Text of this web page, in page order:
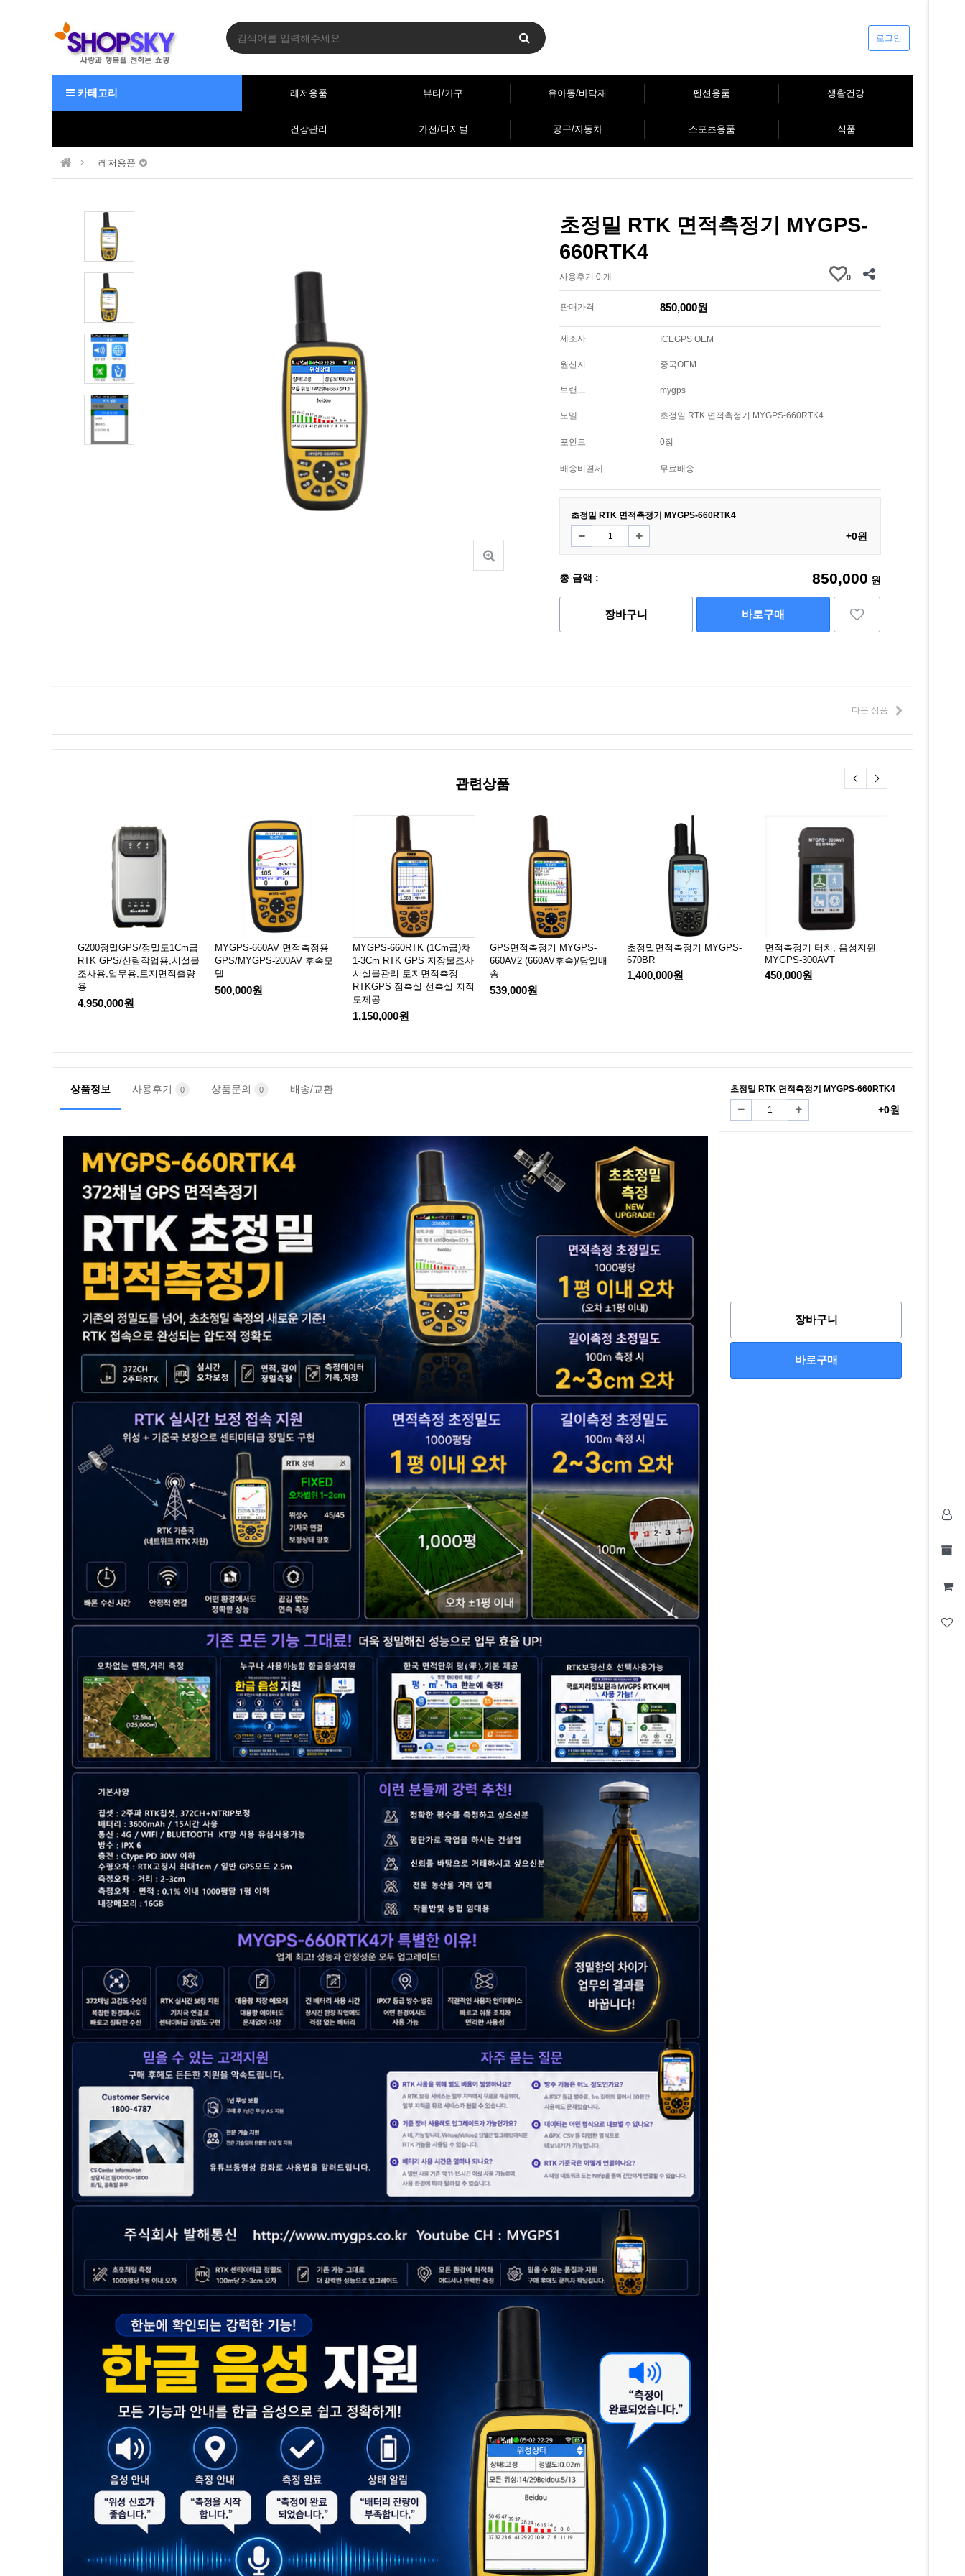
로그인
카테고리 레저용품 뷰티/가구 유아동/바닥재 펜션용품 생활건강
건강관리 가전/디지털 공구/자동차 스포츠용품 식품
레저용품
초정밀 RTK 면적측정기 MYGPS-
660RTK4
사용후기 0 개 0
판매가격 850,000원
제조사 ICEGPS OEM
원산지 중국OEM
브랜드 mygps
모델 초정밀 RTK 면적측정기 MYGPS-660RTK4
포인트 0점
배송비결제 무료배송
초정밀 RTK 면적측정기 MYGPS-660RTK4
+0원
총 금액 : 850,000 원
장바구니 바로구매
다음 상품
관련상품
G200정밀GPS/정밀도1Cm급
RTK GPS/산림작업용,시설물
조사용,업무용,토지면적츨량
용
4,950,000원
MYGPS-660AV 면적측정용
GPS/MYGPS-200AV 후속모
델
500,000원
MYGPS-660RTK (1Cm급)차
1-3Cm RTK GPS 지장물조사
시설물관리 토지면적측정
RTKGPS 점측설 선측설 지적
도제공
1,150,000원
GPS면적측정기 MYGPS-
660AV2 (660AV후속)/당일배
송
539,000원
초정밀면적측정기 MYGPS-
670BR
1,400,000원
면적측정기 터치, 음성지원
MYGPS-300AVT
450,000원
상품정보 사용후기 0 상품문의 0 배송/교환 초정밀 RTK 면적측정기 MYGPS-660RTK4
+0원
장바구니
바로구매